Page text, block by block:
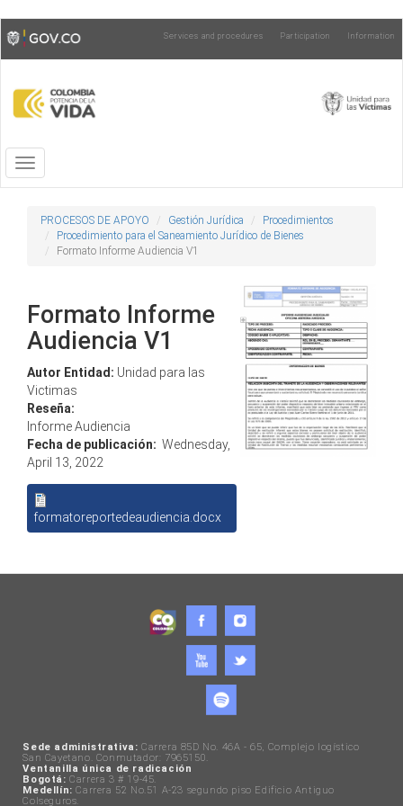
Skip
to
main
Toggle
high
contrast
Services and procedures Participation Information
Toggle
navigation
PROCESOS DE APOYO Gestión Jurídica
Procedimientos
Procedimiento para el Saneamiento Jurídico de Bienes
Formato Informe Audiencia V1
Formato Informe
Audiencia V1
Autor Entidad: Unidad para las
Victimas
Reseña:
Informe Audiencia
Fecha de publicación: Wednesday,
April 13, 2022
formatoreportedeaudiencia.docx
Sede administrativa: Carrera 85D No. 46A - 65, Complejo logístico
San Cayetano. Conmutador: 7965150.
Ventanilla única de radicación
Bogotá: Carrera 3 # 19-45.
Medellín: Carrera 52 No.51 A-23 segundo piso Edificio Antiguo
Colseguros.